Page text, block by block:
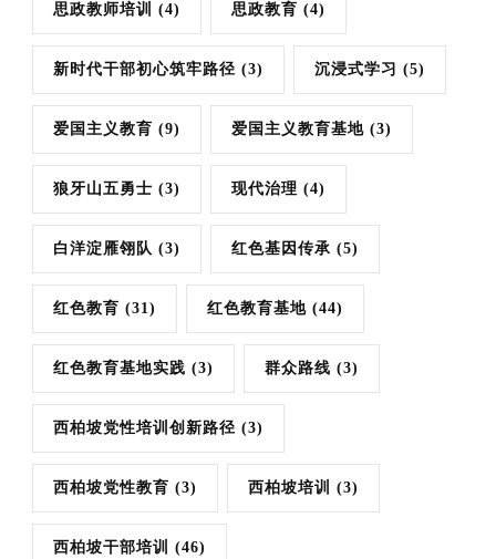
思政教师培训 (4) 思政教育 (4)
新时代干部初心筑牢路径 (3) 沉浸式学习 (5)
爱国主义教育 (9) 爱国主义教育基地 (3)
狼牙山五勇士 (3) 现代治理 (4)
白洋淀雁翎队 (3) 红色基因传承 (5)
红色教育 (31) 红色教育基地 (44)
红色教育基地实践 (3) 群众路线 (3)
西柏坡党性培训创新路径 (3)
西柏坡党性教育 (3) 西柏坡培训 (3)
西柏坡干部培训 (46)